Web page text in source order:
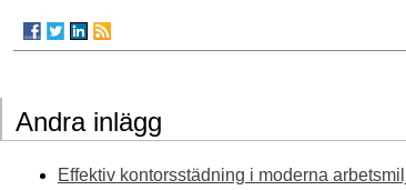
Andra inlägg
Effektiv kontorsstädning i moderna